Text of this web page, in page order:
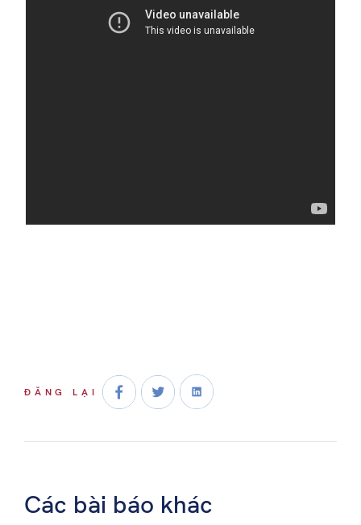
ĐĂNG LẠI
Các bài báo khác